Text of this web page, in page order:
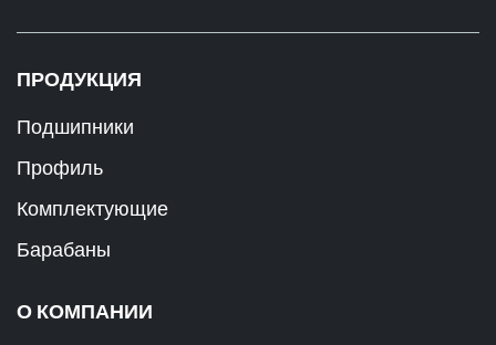
ПРОДУКЦИЯ
Подшипники
Профиль
Комплектующие
Барабаны
О КОМПАНИИ